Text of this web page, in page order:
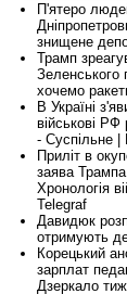
П'ятеро
знищене
Трамп
хочемо
В Україні
військові РФ
- Суспільне |
Приліт в
заява Трампа
Хронологія
Telegraf
Давидюк
отримують
Корецький
зарплат
Дзеркало